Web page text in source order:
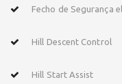
Fecho de Segurança
Hill Descent Control
Hill Start Assist